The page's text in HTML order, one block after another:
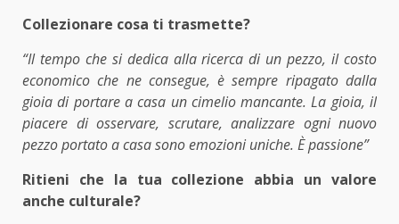
Collezionare cosa ti trasmette?
“Il tempo che si dedica alla ricerca di un pezzo, il costo
economico che ne consegue, è sempre ripagato dalla
gioia di portare a casa un cimelio mancante. La gioia, il
piacere di osservare, scrutare, analizzare ogni nuovo
pezzo portato a casa sono emozioni uniche. È passione”
Ritieni che la tua collezione abbia un valore
anche culturale?